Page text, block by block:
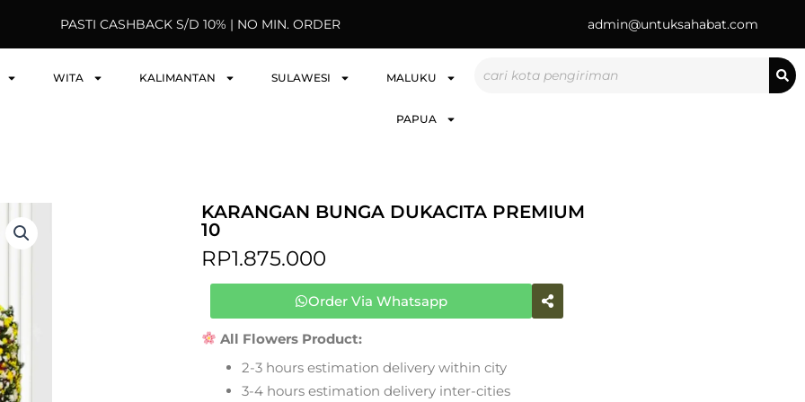
PASTI CASHBACK S/D 10% | NO MIN. ORDER admin@untuksahabat.com
WITA KALIMANTAN SULAWESI MALUKU
PAPUA
KARANGAN BUNGA DUKACITA PREMIUM
10
RP1.875.000
Order Via Whatsapp
All Flowers Product:
2-3 hours estimation delivery within city
3-4 hours estimation delivery inter-cities